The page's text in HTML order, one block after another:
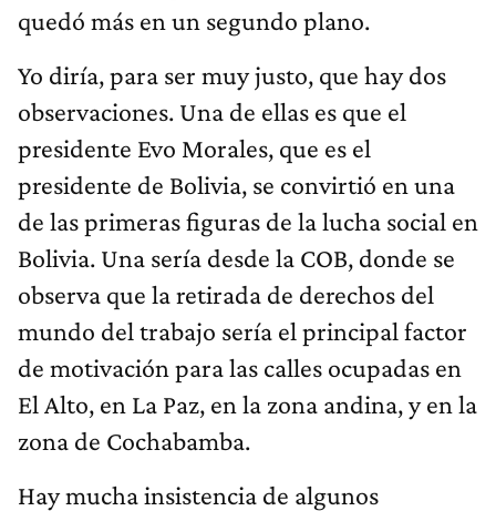
quedó más en un segundo plano.
Yo diría, para ser muy justo, que hay dos
observaciones. Una de ellas es que el
presidente Evo Morales, que es el
presidente de Bolivia, se convirtió en una
de las primeras figuras de la lucha social en
Bolivia. Una sería desde la COB, donde se
observa que la retirada de derechos del
mundo del trabajo sería el principal factor
de motivación para las calles ocupadas en
El Alto, en La Paz, en la zona andina, y en la
zona de Cochabamba.
Hay mucha insistencia de algunos